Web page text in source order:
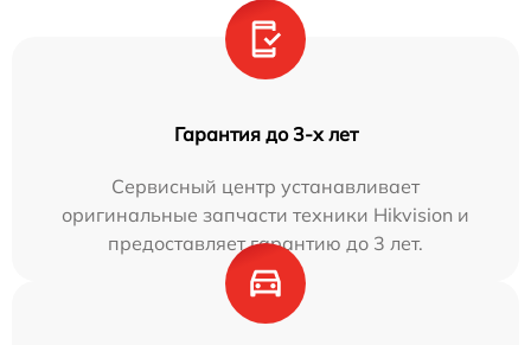
Гарантия до 3-х лет
Сервисный центр устанавливает
оригинальные запчасти техники Hikvision и
предоставляет гарантию до 3 лет.